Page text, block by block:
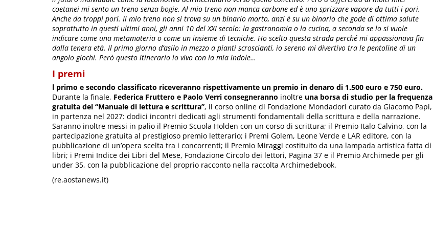
coetanei mi sento un treno senza bogie. Al mio treno non manca carbone ed è uno sprizzare vapore da tutti i pori.
Anche da troppi pori. Il mio treno non si trova su un binario morto, anzi è su un binario che gode di ottima salute
soprattutto in questi ultimi anni, gli anni 10 del XXI secolo: la gastronomia o la cucina, a seconda se lo si vuole
indicare come una metamateria o come un insieme di tecniche. Ho scelto questa strada perché mi appassionava fin
dalla tenera età. Il primo giorno d’asilo in mezzo a pianti scroscianti, io sereno mi divertivo tra le pentoline di un
angolo giochi. Però questo itinerario lo vivo con la mia indole…
I premi
l primo e secondo classificato riceveranno rispettivamente un premio in denaro di 1.500 euro e 750 euro.
Durante la finale, Federica Fruttero e Paolo Verri consegneranno inoltre una borsa di studio per la frequenza
gratuita del “Manuale di lettura e scrittura”, il corso online di Fondazione Mondadori curato da Giacomo Papi,
in partenza nel 2027: dodici incontri dedicati agli strumenti fondamentali della scrittura e della narrazione.
Saranno inoltre messi in palio il Premio Scuola Holden con un corso di scrittura; il Premio Italo Calvino, con la
partecipazione gratuita al prestigioso premio letterario; i Premi Golem, Leone Verde e LAR editore, con la
pubblicazione di un’opera scelta tra i concorrenti; il Premio Miraggi costituito da una lampada artistica fatta di
libri; i Premi Indice dei Libri del Mese, Fondazione Circolo dei lettori, Pagina 37 e il Premio Archimede per gli
under 35, con la pubblicazione del proprio racconto nella raccolta Archimedebook.
(re.aostanews.it)